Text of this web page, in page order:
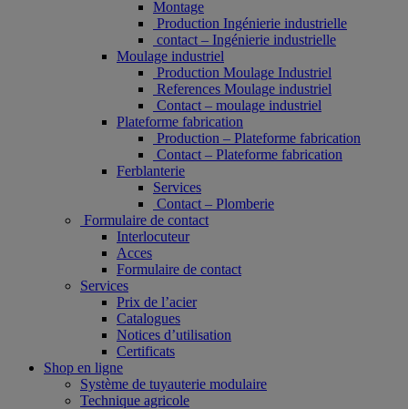
Montage
Production Ingénierie industrielle
contact – Ingénierie industrielle
Moulage industriel
Production Moulage Industriel
References Moulage industriel
Contact – moulage industriel
Plateforme fabrication
Production – Plateforme fabrication
Contact – Plateforme fabrication
Ferblanterie
Services
Contact – Plomberie
Formulaire de contact
Interlocuteur
Acces
Formulaire de contact
Services
Prix de l’acier
Catalogues
Notices d’utilisation
Certificats
Shop en ligne
Système de tuyauterie modulaire
Technique agricole